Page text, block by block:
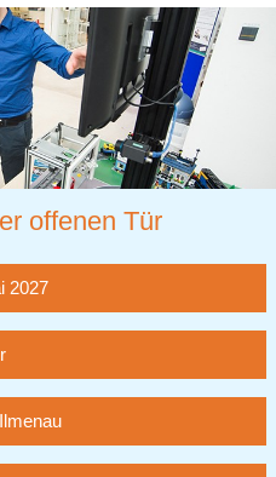
offenen Tür
2027